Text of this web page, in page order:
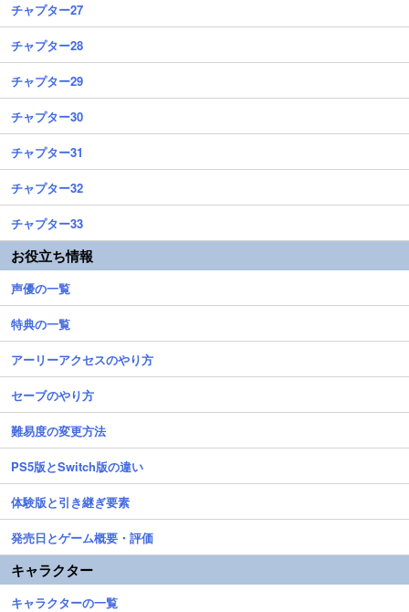
チャプター27
チャプター28
チャプター29
チャプター30
チャプター31
チャプター32
チャプター33
お役立ち情報
声優の一覧
特典の一覧
アーリーアクセスのやり方
セーブのやり方
難易度の変更方法
PS5版とSwitch版の違い
体験版と引き継ぎ要素
発売日とゲーム概要・評価
キャラクター
キャラクターの一覧